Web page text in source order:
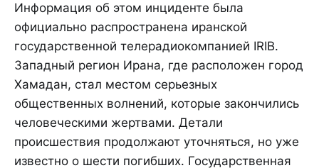
Информация об этом инциденте была
официально распространена иранской
государственной телерадиокомпанией IRIB.
Западный регион Ирана, где расположен город
Хамадан, стал местом серьезных
общественных волнений, которые закончились
человеческими жертвами. Детали
происшествия продолжают уточняться, но уже
известно о шести погибших. Государственная